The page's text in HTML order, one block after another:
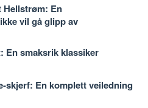
Hellstrøm: En
vil gå glipp av
smaksrik klassiker
skjerf: En komplett veiledning